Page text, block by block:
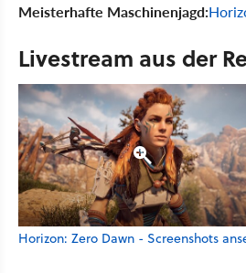
Meisterhafte Maschinenjagd:
Livestream aus der
Horizon: Zero Dawn - Screenshots